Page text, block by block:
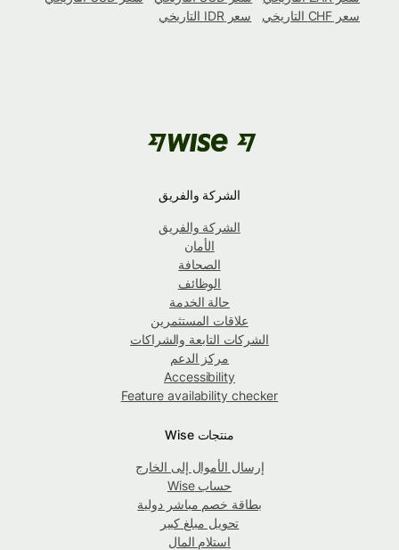
سعر CHF التاريخي
سعر IDR التاريخي
الشركة والفريق
الشركة والفريق
الأمان
الصحافة
الوظائف
حالة الخدمة
علاقات المستثمرين
الشركات التابعة والشراكات
مركز الدعم
Accessibility
Feature availability checker
منتجات Wise
إرسال الأموال إلى الخارج
حساب Wise
بطاقة خصم مباشر دولية
تحويل مبلغ كبير
استلام المال